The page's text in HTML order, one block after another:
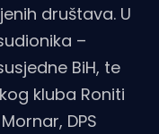
društava. U
–
BiH, te
kluba Roniti
DPS